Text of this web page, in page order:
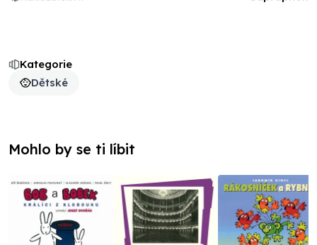
Kategorie
Dětské
Mohlo by se ti líbit